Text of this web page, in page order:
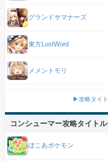
グランドサマナーズ
東方LostWord
メメントモリ
▶攻略タイ
コンシューマー攻略タイト
ぽこあポケモン